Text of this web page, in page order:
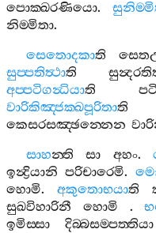
පොක‍්ඛරණියො.
නිම‍්මිතා.
සෙතොදකාති
සුප‍්පතිත්‍ථාති
අප‍්පටිගන්‍ධියාති
වාරිකිඤ‍්ජක‍්ඛපූරිතාති
කෙසරසඤ‍්ඡන‍්නෙන
සාහන‍්ති සා අහං.
ඉන්‍ද්‍රියානි පරිචාරෙමි.
හොමි. අකුතොභයාති
සුඛවිහාරිනී
හොමි .
ඉමිස‍්සා
දිබ‍්බසම‍්පත‍්තියා